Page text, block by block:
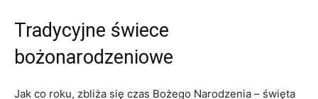
Tradycyjne​ świece
bożonarodzeniowe
Jak co ⁣roku, zbliża się ⁣czas Bożego Narodzenia⁤ – święta